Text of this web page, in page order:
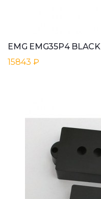
EMG EMG35P4 BLACK
15843 ₽